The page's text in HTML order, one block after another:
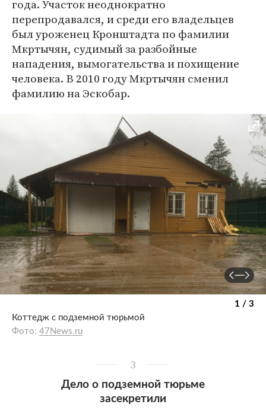
года. Участок неоднократно
перепродавался, и среди его владельцев
был уроженец Кронштадта по фамилии
Мкртычян, судимый за разбойные
нападения, вымогательства и похищение
человека. В 2010 году Мкртычян сменил
фамилию на Эскобар.
1 / 3
Коттедж с подземной тюрьмой
Фото: 47News.ru
3
Дело о подземной тюрьме
засекретили